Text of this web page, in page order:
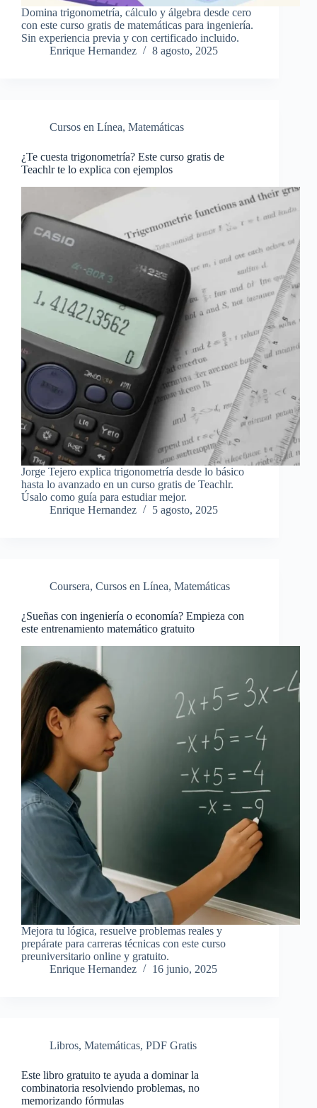
Domina trigonometría, cálculo y álgebra desde cero
con este curso gratis de matemáticas para ingeniería.
Sin experiencia previa y con certificado incluido.
Enrique Hernandez
8 agosto, 2025
Cursos en Línea, Matemáticas
¿Te cuesta trigonometría? Este curso gratis de
Teachlr te lo explica con ejemplos
Jorge Tejero explica trigonometría desde lo básico
hasta lo avanzado en un curso gratis de Teachlr.
Úsalo como guía para estudiar mejor.
Enrique Hernandez
5 agosto, 2025
Coursera, Cursos en Línea, Matemáticas
¿Sueñas con ingeniería o economía? Empieza con
este entrenamiento matemático gratuito
Mejora tu lógica, resuelve problemas reales y
prepárate para carreras técnicas con este curso
preuniversitario online y gratuito.
Enrique Hernandez
16 junio, 2025
Libros, Matemáticas, PDF Gratis
Este libro gratuito te ayuda a dominar la
combinatoria resolviendo problemas, no
memorizando fórmulas